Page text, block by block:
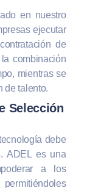
en nuestro
ejecutar
de
combinación
mientras se
de talento.
Selección
debe
ADEL es una
a los